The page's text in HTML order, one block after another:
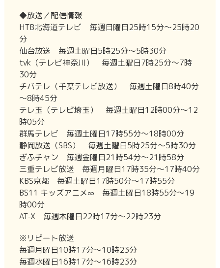
◆放送／配信情報
HTB北海道テレビ 毎週日曜日25時15分～25時20
分
仙台放送 毎週土曜日5時25分～5時30分
tvk（テレビ神奈川） 毎週土曜日7時25分～7時
30分
チバテレ（千葉テレビ放送） 毎週土曜日8時40分
～8時45分
テレ玉（テレビ埼玉） 毎週土曜日12時00分～12
時05分
群馬テレビ 毎週土曜日17時55分～18時00分
静岡放送（SBS） 毎週土曜日5時25分～5時30分
ぎふチャン 毎週金曜日21時54分～21時58分
三重テレビ放送 毎週月曜日17時35分～17時40分
KBS京都 毎週土曜日17時50分～17時55分
BS11 キッズアニメ∞ 毎週土曜日18時55分～19
時00分
AT-X 毎週木曜日22時17分～22時23分
※リピート放送
毎週月曜日10時17分～10時23分
毎週水曜日16時17分～16時23分